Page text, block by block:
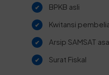
BPKB asli
Kwitansi
Arsip SAMSAT
Surat Fiskal